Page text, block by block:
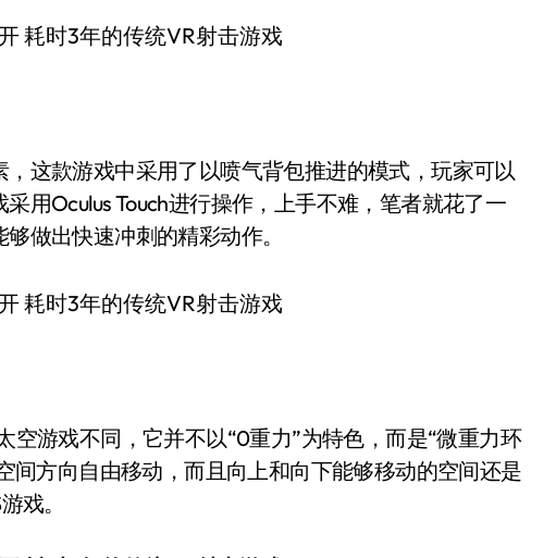
这款游戏中采用了以喷气背包推进的模式，玩家可以
用Oculus Touch进行操作，上手不难，笔者就花了一
做出快速冲刺的精彩动作。
间方向自由移动，而且向上和向下能够移动的空间还是
戏。